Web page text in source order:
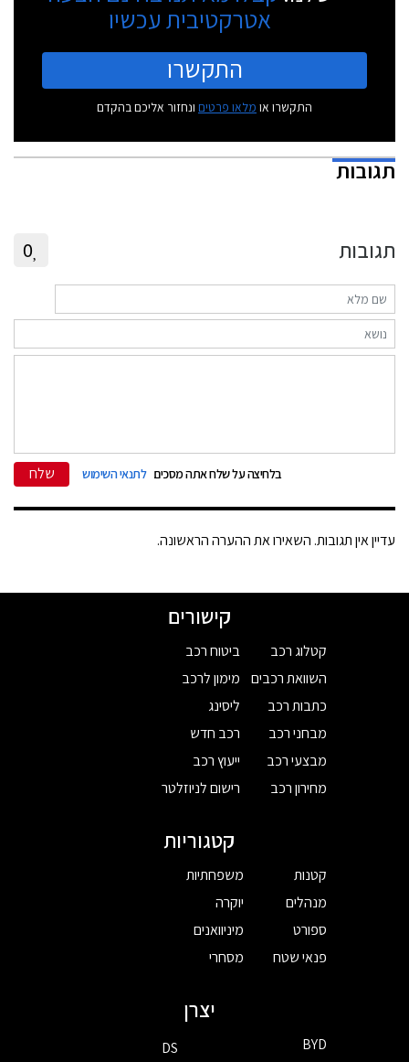
אטרקטיבית עכשיו
התקשרו
התקשרו או מלאו פרטים ונחזור אליכם בהקדם
תגובות
תגובות 0
בלחיצה על שלח אתה מסכים לתנאי השימוש שלח
עדיין אין תגובות. השאירו את ההערה הראשונה.
קישורים
קטלוג רכב
השוואת רכבים
כתבות רכב
מבחני רכב
מבצעי רכב
מחירון רכב
ביטוח רכב
מימון לרכב
ליסינג
רכב חדש
ייעוץ רכב
רישום לניוזלטר
קטגוריות
קטנות
מנהלים
ספורט
פנאי שטח
משפחתיות
יוקרה
מיניוואנים
מסחרי
יצרן
BYD
DS